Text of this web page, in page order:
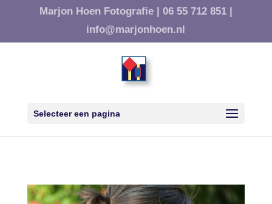
Marjon Hoen Fotografie | 06 55 712 851 |
info@marjonhoen.nl
Selecteer een pagina